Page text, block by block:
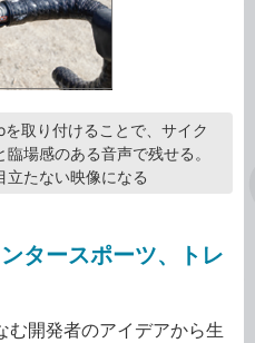
取り付けることで、サイク
場感のある音声で残せる。
立たない映像になる
タースポーツ、トレ
む開発者のアイデアから生